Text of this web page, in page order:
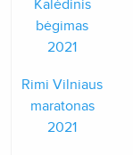
Kalėdinis
bėgimas
2021
Rimi Vilniaus
maratonas
2021